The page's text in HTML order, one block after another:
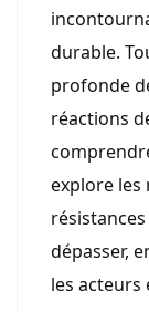
durable.
profonde
réactions
explore les
dépasser,
les acteurs